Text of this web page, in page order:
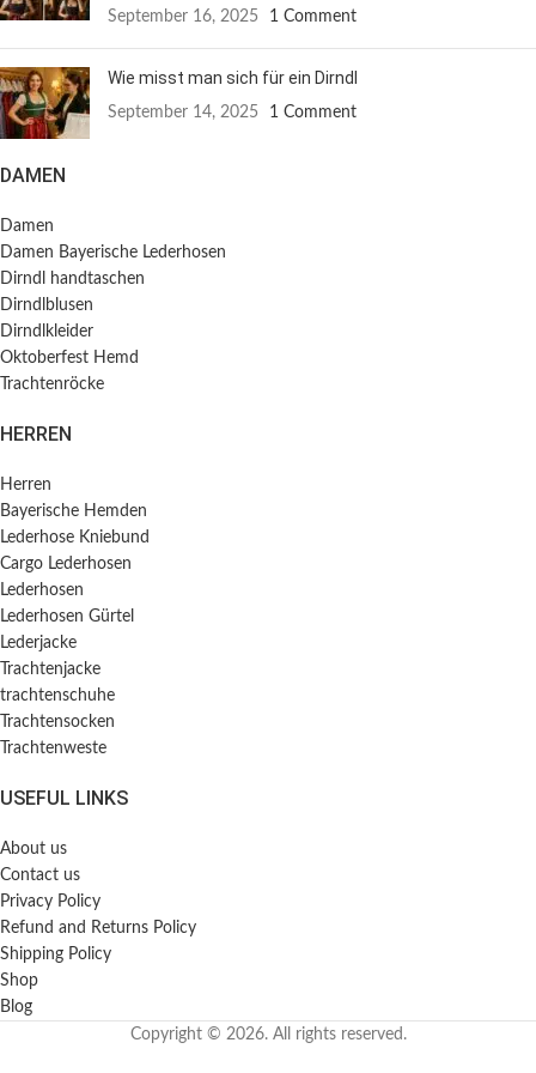
September 16, 2025 1 Comment
Wie misst man sich für ein Dirndl
September 14, 2025 1 Comment
DAMEN
Damen
Damen Bayerische Lederhosen
Dirndl handtaschen
Dirndlblusen
Dirndlkleider
Oktoberfest Hemd
Trachtenröcke
HERREN
Herren
Bayerische Hemden​
Lederhose Kniebund
Cargo Lederhosen
Lederhosen
Lederhosen Gürtel
Lederjacke
Trachtenjacke
trachtenschuhe
Trachtensocken
Trachtenweste
USEFUL LINKS
About us
Contact us
Privacy Policy
Refund and Returns Policy
Shipping Policy
Shop
Blog
Copyright © 2026. All rights reserved.